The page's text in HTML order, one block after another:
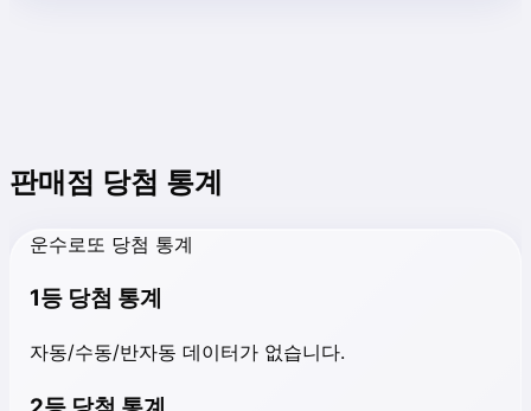
판매점 당첨 통계
운수로또 당첨 통계
1등 당첨 통계
자동/수동/반자동 데이터가 없습니다.